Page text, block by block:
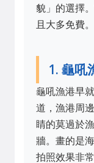
貌」的選擇
且大多免費。
1. 龜吼
龜吼漁港早
道，漁港周
睛的莫過於
牆。畫的是
拍照效果非